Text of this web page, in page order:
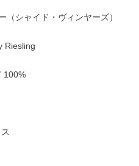
（シャイド・ヴィンヤーズ）
Riesling
100%